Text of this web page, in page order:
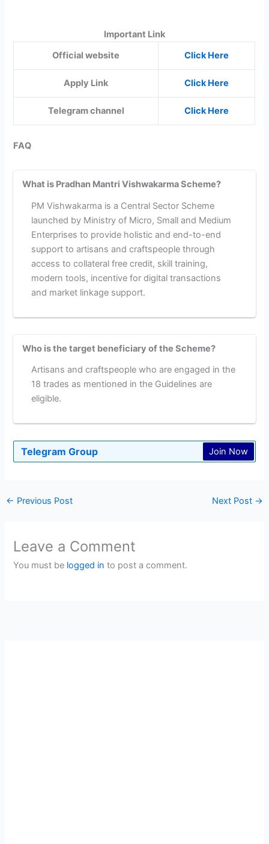
Important Link
Official website
Click Here
Apply Link Click Here
Telegram channel Click Here
FAQ
What is Pradhan Mantri Vishwakarma Scheme?
PM Vishwakarma is a Central Sector Scheme
launched by Ministry of Micro, Small and Medium
Enterprises to provide holistic and end-to-end
support to artisans and craftspeople through
access to collateral free credit, skill training,
modern tools, incentive for digital transactions
and market linkage support.
Who is the target beneficiary of the Scheme?
Artisans and craftspeople who are engaged in the
18 trades as mentioned in the Guidelines are
eligible.
Telegram Group Join Now
← Previous Post Next Post →
Leave a Comment
You must be logged in to post a comment.